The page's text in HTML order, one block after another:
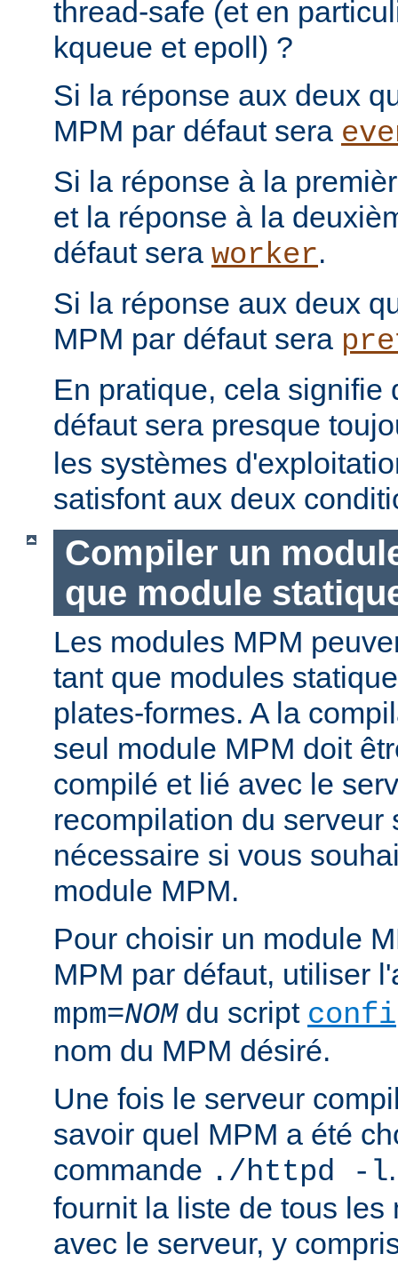
thread-safe (et en
kqueue et epoll) ?
Si la réponse aux deux
MPM par défaut sera
Si la réponse à la
et la réponse à la
défaut sera worker.
Si la réponse aux deux
MPM par défaut sera
En pratique, cela signifie
défaut sera presque
les systèmes
satisfont aux deux
Compiler un
que module
Les modules MPM
tant que modules
plates-formes. A la
seul module MPM doit
compilé et lié avec le
recompilation du serveur
nécessaire si vous
module MPM.
Pour choisir un module
MPM par défaut, utiliser
mpm=NOMdu script
nom du MPM désiré.
Une fois le serveur
savoir quel MPM a été
commande ./httpd -l
fournit la liste de tous les
avec le serveur, y